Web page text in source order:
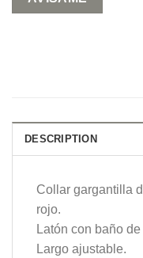
DESCRIPTION
Collar gargantilla
rojo.
Latón con baño de
Largo ajustable.